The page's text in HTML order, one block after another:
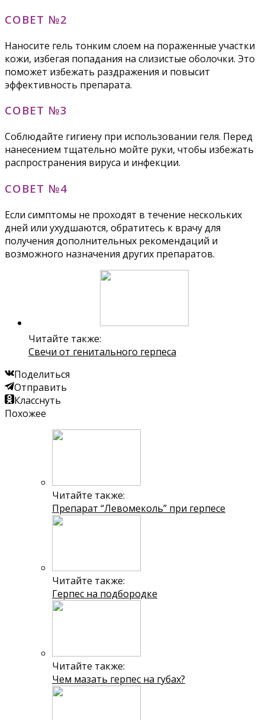
СОВЕТ №2
Наносите гель тонким слоем на пораженные участки
кожи, избегая попадания на слизистые оболочки. Это
поможет избежать раздражения и повысит
эффективность препарата.
СОВЕТ №3
Соблюдайте гигиену при использовании геля. Перед
нанесением тщательно мойте руки, чтобы избежать
распространения вируса и инфекции.
СОВЕТ №4
Если симптомы не проходят в течение нескольких
дней или ухудшаются, обратитесь к врачу для
получения дополнительных рекомендаций и
возможного назначения других препаратов.
Читайте также:
Свечи от генитального герпеса
Поделиться
Отправить
Класснуть
Похожее
Читайте также:
Препарат “Левомеколь” при герпесе
Читайте также:
Герпес на подбородке
Читайте также:
Чем мазать герпес на губах?